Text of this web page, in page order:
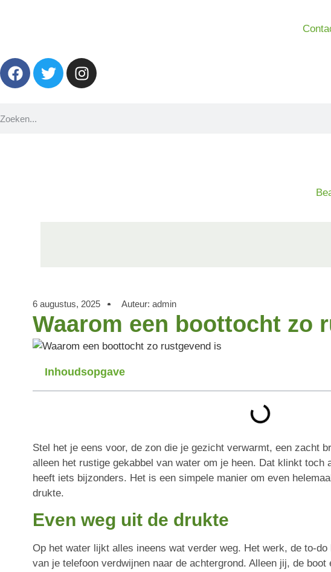
6 augustus, 2025 Auteur: admin
Waarom een boottocht zo
Inhoudsopgave
Stel het je eens voor, de zon die je gezicht verwarmt, een zacht
alleen het rustige gekabbel van water om je heen. Dat klinkt toch
heeft iets bijzonders. Het is een simpele manier om even
drukte.
Even weg uit de drukte
Op het water lijkt alles ineens wat verder weg. Het werk, de to-
van je telefoon verdwijnen naar de achtergrond. Alleen jij, de